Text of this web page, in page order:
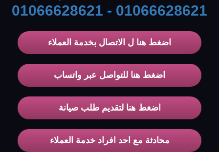
01066628621
-
01066628621
اضغط هنا ل الاتصال بخدمة العملاء
اضغط هنا للتواصل عبر واتساب
اضغط هنا لتقديم طلب صيانة
محادثة مع احد افراد خدمة العملاء